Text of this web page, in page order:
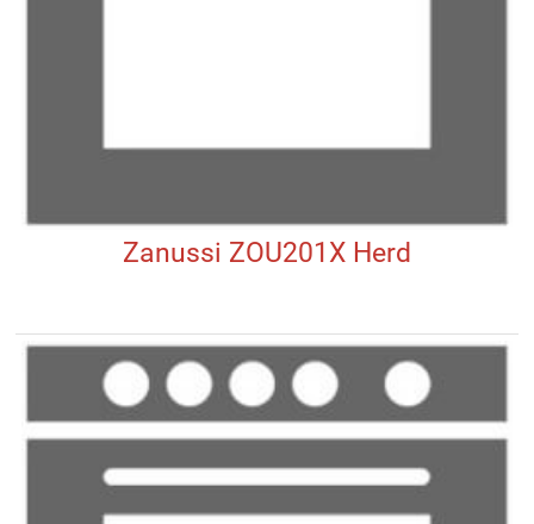
Zanussi ZOU201X Herd